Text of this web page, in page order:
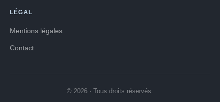
LÉGAL
Mentions légales
Contact
© 2026 · Tous droits réservés.